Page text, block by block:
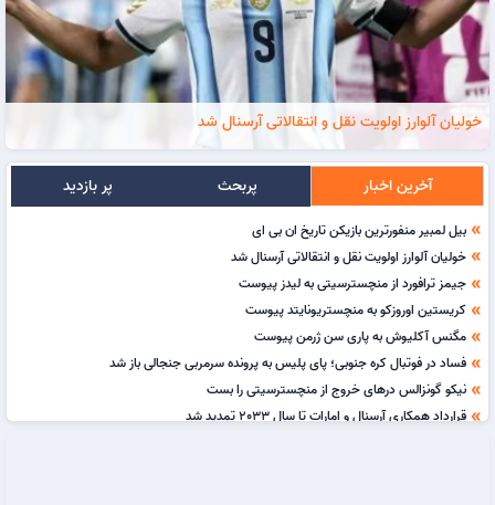
خولیان آلوارز اولویت نقل و انتقالاتی آرسنال شد
آخرین اخبار پربحث پر بازدید
double_arrow بیل لمبیر منفورترین بازیکن تاریخ ان بی ای
double_arrow خولیان آلوارز اولویت نقل و انتقالاتی آرسنال شد
double_arrow جیمز ترافورد از منچسترسیتی به لیدز پیوست
double_arrow کریستین اوروزکو به منچستریونایتد پیوست
double_arrow مگنس آکلیوش به پاری سن ژرمن پیوست
double_arrow فساد در فوتبال کره جنوبی؛ پای پلیس به پرونده سرمربی جنجالی باز شد
double_arrow نیکو گونزالس درهای خروج از منچسترسیتی را بست
double_arrow قرارداد همکاری آرسنال و امارات تا سال 2033 تمدید شد